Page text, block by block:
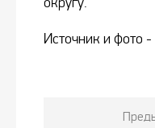
Источник и фото -